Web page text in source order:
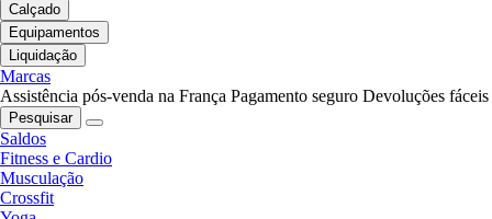
Calçado
Equipamentos
Liquidação
Marcas
Assistência pós-venda na França Pagamento seguro Devoluções fáceis
Pesquisar
Saldos
Fitness e Cardio
Musculação
Crossfit